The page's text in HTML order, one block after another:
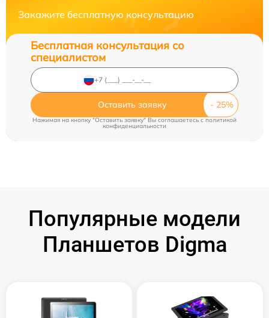
Закажите бесплатную консультацию
Бесплатная консультация со
специалистом
Оставить заявку
Нажимая на кнопку "Оставить заявку" Вы соглашаетесь cполитикой
конфиденциальности
Популярные модели
Планшетов Digma